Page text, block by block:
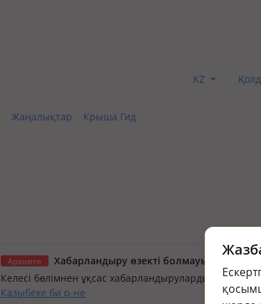
KZ
Жаңалықтар Крыша Гид
Архивте
Хабарландыру өзекті болмауы мүмкін.
Келесі бөлімнен ұқсас хабарландыруларды қараңыз:
Казыбеке би р-не